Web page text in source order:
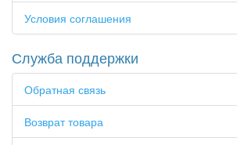
Условия соглашения
Служба поддержки
Обратная связь
Возврат товара